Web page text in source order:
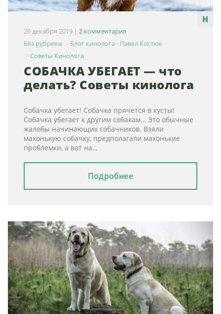
26 декабря 2019 | 2 комментария
Без рубрики
Блог кинолога - Павел Костюк
Советы Кинолога
СОБАЧКА УБЕГАЕТ — что
делать? Советы кинолога
Собачка убегает! Собачка прячется в кусты!
Собачка убегает к другим собакам… Это обычные
жалобы начинающих собачников. Взяли
махонькую собачку, предполагали махонькие
проблемки, а вот на…
Подробнее